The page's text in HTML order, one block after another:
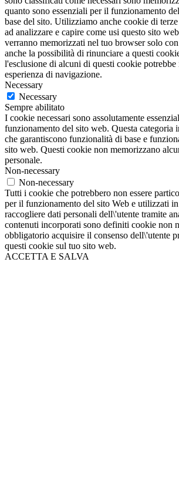
quanto sono essenziali per il funzionamento
base del sito. Utilizziamo anche cookie di
ad analizzare e capire come usi questo sito
verranno memorizzati nel tuo browser solo
anche la possibilità di rinunciare a questi
l'esclusione di alcuni di questi cookie
esperienza di navigazione.
Necessary
Necessary
Sempre abilitato
I cookie necessari sono assolutamente
funzionamento del sito web. Questa categoria
che garantiscono funzionalità di base e
sito web. Questi cookie non memorizzano
personale.
Non-necessary
Non-necessary
Tutti i cookie che potrebbero non essere
per il funzionamento del sito Web e utilizzati
raccogliere dati personali dell\'utente tramite
contenuti incorporati sono definiti cookie non
obbligatorio acquisire il consenso dell\'utente
questi cookie sul tuo sito web.
ACCETTA E SALVA